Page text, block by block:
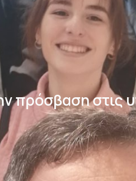
πρόσβαση στις